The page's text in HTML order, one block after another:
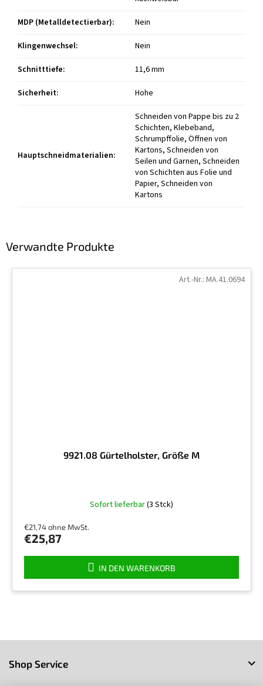
Verwandte Produkte
9921.08 Gürtelholster, Größe M
Die
durchschnittliche
von
5
Sternen.
Sofort lieferbar(3 Stck)
€21,74 ohne MwSt.
€25,87
IN DEN WARENKORB
Art.-Nr.: MA.41.0694
MDP (Metalldetectierbar):
Nein
Klingenwechsel:
Nein
Schnitttiefe:
11,6 mm
Sicherheit: Hohe
Hauptschneidmaterialien:
Schneiden von Pappe bis zu 2
Schichten, Klebeband,
Schrumpffolie, Öffnen von
Kartons, Schneiden von
Seilen und Garnen, Schneiden
von Schichten aus Folie und
Papier, Schneiden von
Kartons
Shop Service